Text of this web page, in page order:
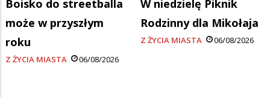
Boisko do streetballa
może w przyszłym
roku
Z ŻYCIA MIASTA 06/08/2026
W niedzielę Piknik
Rodzinny dla Mikołaja
Z ŻYCIA MIASTA 06/08/2026